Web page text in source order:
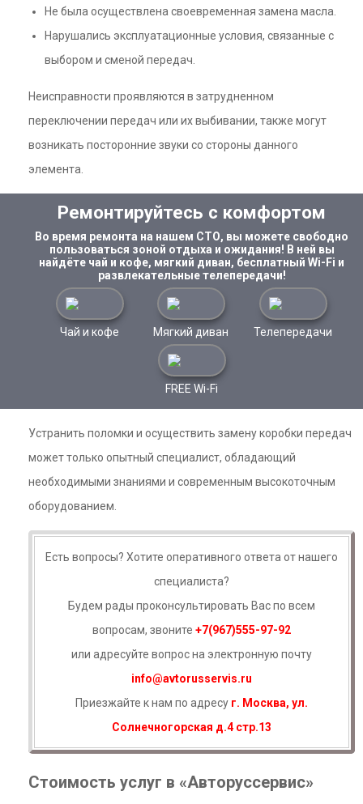
Не была осуществлена своевременная замена масла.
Нарушались эксплуатационные условия, связанные с
выбором и сменой передач.
Неисправности проявляются в затрудненном
переключении передач или их выбивании, также могут
возникать посторонние звуки со стороны данного
элемента.
Ремонтируйтесь с комфортом
Во время ремонта на нашем СТО, вы можете свободно
пользоваться зоной отдыха и ожидания! В ней вы
найдёте чай и кофе, мягкий диван, бесплатный Wi-Fi и
развлекательные телепередачи!
Чай и кофе Мягкий диван Телепередачи
FREE Wi-Fi
Устранить поломки и осуществить замену коробки передач
может только опытный специалист, обладающий
необходимыми знаниями и современным высокоточным
оборудованием.
Есть вопросы? Хотите оперативного ответа от нашего
специалиста?
Будем рады проконсультировать Вас по всем
вопросам, звоните +7(967)555-97-92
или адресуйте вопрос на электронную почту
info@avtorusservis.ru
Приезжайте к нам по адресу г. Москва, ул.
Солнечногорская д.4 стр.13
Стоимость услуг в «Авторуссервис»